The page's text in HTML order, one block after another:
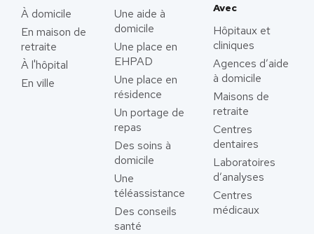
À domicile
En maison de
retraite
À l'hôpital
En ville
Une aide à
domicile
Une place en
EHPAD
Une place en
résidence
Un portage de
repas
Des soins à
domicile
Une
téléassistance
Des conseils
santé
Avec
Hôpitaux et
cliniques
Agences d’aide
à domicile
Maisons de
retraite
Centres
dentaires
Laboratoires
d’analyses
Centres
médicaux